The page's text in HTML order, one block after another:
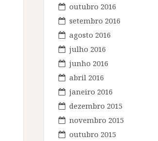
outubro 2016
setembro 2016
agosto 2016
julho 2016
junho 2016
abril 2016
janeiro 2016
dezembro 2015
novembro 2015
outubro 2015